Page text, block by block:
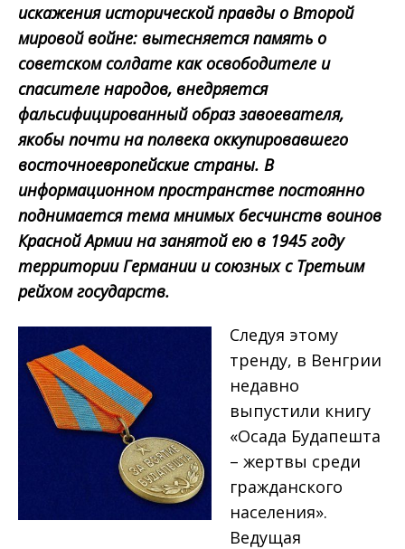
искажения исторической правды о Второй
мировой войне: вытесняется память о
советском солдате как освободителе и
спасителе народов, внедряется
фальсифицированный образ завоевателя,
якобы почти на полвека оккупировавшего
восточноевропейские страны. В
информационном пространстве постоянно
поднимается тема мнимых бесчинств воинов
Красной Армии на занятой ею в 1945 году
территории Германии и союзных с Третьим
рейхом государств.
Следуя этому
тренду, в Венгрии
недавно
выпустили книгу
«Осада Будапешта
– жертвы среди
гражданского
населения».
Ведущая